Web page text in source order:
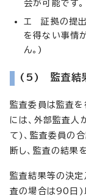
会が可能です。
エ 証拠の提出
を得ない事情
ん。)
(5) 監査結果
監査委員は監査を
には、外部監査人
て)、監査委員の
断し、監査の結果
監査結果等の決
査の場合は90日)